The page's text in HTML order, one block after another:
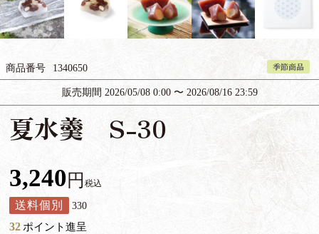
商品番号 1340650 季節商品
販売期間 2026/05/08 0:00 〜 2026/08/16 23:59
夏水羹 S-30
3,240 税込
送料個別 330
32 ポイント進呈